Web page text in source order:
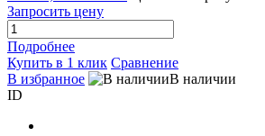
Запросить цену
Подробнее
Купить в 1 клик Сравнение
В избранное
В наличии
ID